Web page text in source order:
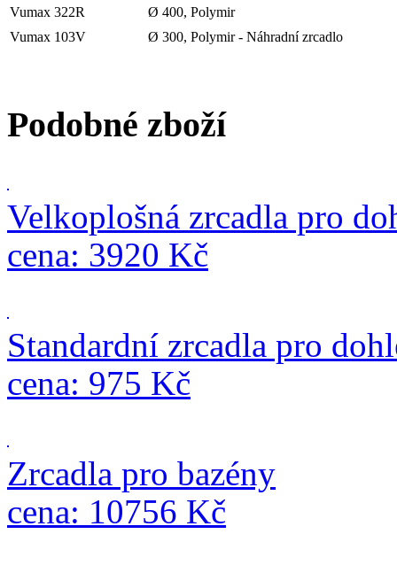
Vumax 322R
Ø 400, Polymir
Vumax 103V
Ø 300, Polymir - Náhradní zrcadlo
Podobné zboží
Velkoplošná zrcadla pro
cena: 3920 Kč
Standardní zrcadla pro
cena: 975 Kč
Zrcadla pro bazény
cena: 10756 Kč